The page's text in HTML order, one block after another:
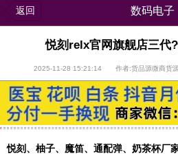
返回 数码电子
悦刻relx官网旗舰店三代
2025-11-28 15:21:14 作者:货品源微商货
悦刻、柚子、魔笛、通配弹、奶茶杯厂